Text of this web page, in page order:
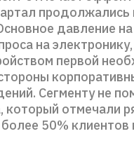
давление
на
первой
Сегменту не
который отмечали
50%